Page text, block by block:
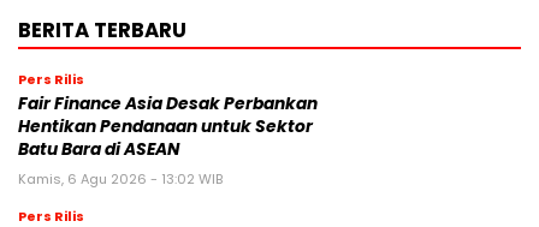
BERITA TERBARU
Pers Rilis
Fair Finance Asia Desak Perbankan
Hentikan Pendanaan untuk Sektor
Batu Bara di ASEAN
Kamis, 6 Agu 2026 - 13:02 WIB
Pers Rilis